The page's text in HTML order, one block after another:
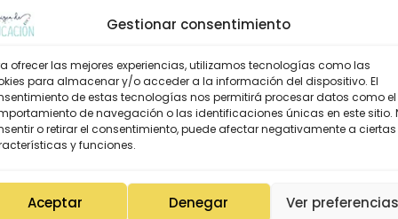
Gestionar consentimiento
ofrecer las mejores experiencias, utilizamos tecnologías como las
para almacenar y/o acceder a la información del dispositivo. El
de estas tecnologías nos permitirá procesar datos como el
de navegación o las identificaciones únicas en este sitio.
o retirar el consentimiento, puede afectar negativamente a ciertas
y funciones.
Aceptar Denegar Ver
este producto pueden hacer una valoración.